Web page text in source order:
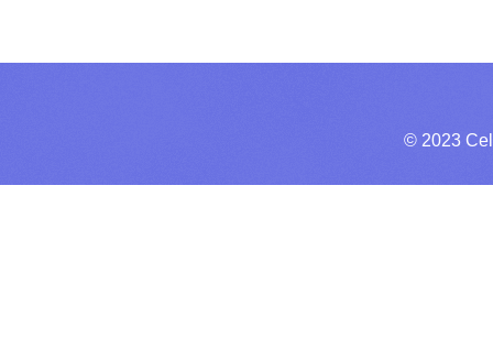
© 2023